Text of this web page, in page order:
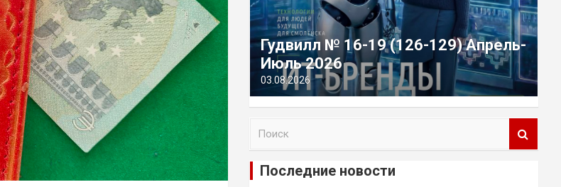
Гудвилл № 16-19 (126-129) Апрель-
Июль 2026
03.08.2026
и
Последние новости